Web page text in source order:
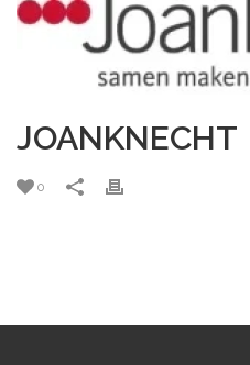
JOANKNECHT
0